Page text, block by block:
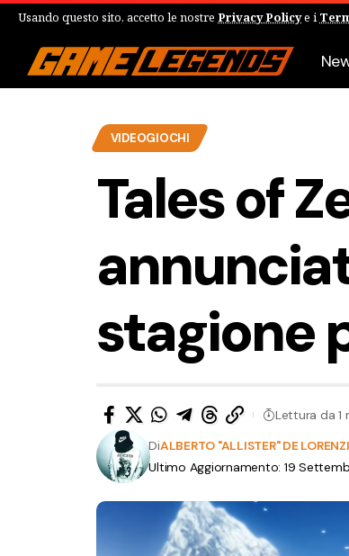
Usando questo sito, accetto le nostre Privacy Policye i
VIDEOGIOCHI
Tales of
stagione
Ultimo Aggiornamento: 19
DiALBERTO "ALLISTER" DE
Lettura da 1